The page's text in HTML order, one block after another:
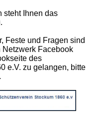
steht Ihnen das
Feste und Fragen sind
Facebook
des
e.V. zu gelangen, bitte